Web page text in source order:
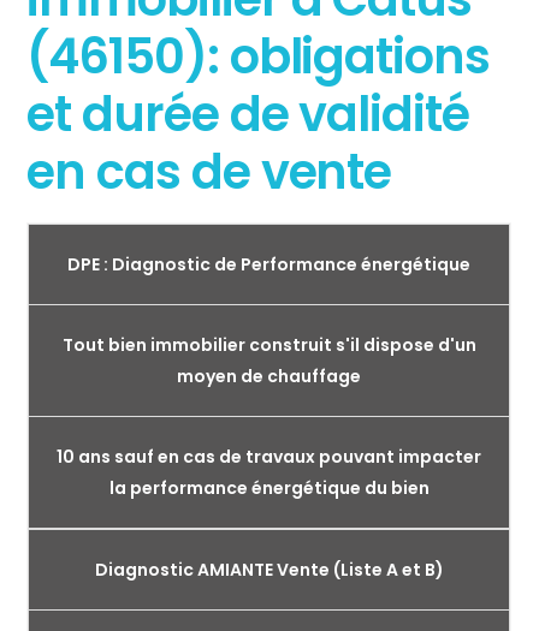
(46150): obligations
et durée de validité
en cas de vente
DPE : Diagnostic de Performance énergétique
Tout bien immobilier construit s'il dispose d'un
moyen de chauffage
10 ans sauf en cas de travaux pouvant impacter
la performance énergétique du bien
Diagnostic AMIANTE Vente (Liste A et B)